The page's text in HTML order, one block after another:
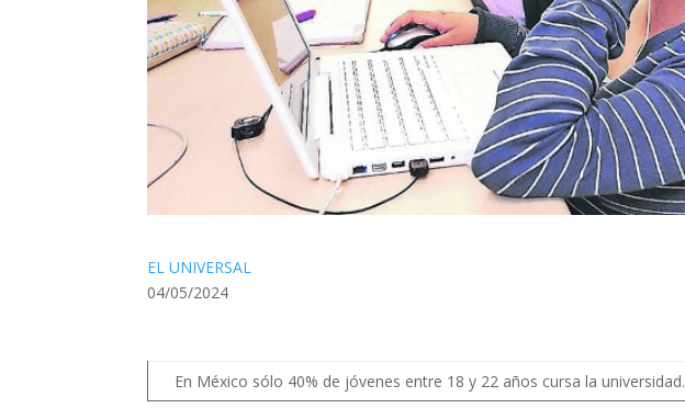
EL UNIVERSAL
04/05/2024
En México sólo 40% de jóvenes entre 18 y 22 años cursa la universidad.